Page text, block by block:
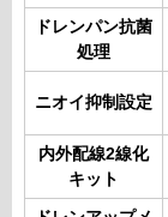
ドレンパン抗菌
処理
ニオイ抑制設定
内外配線2線化
キット